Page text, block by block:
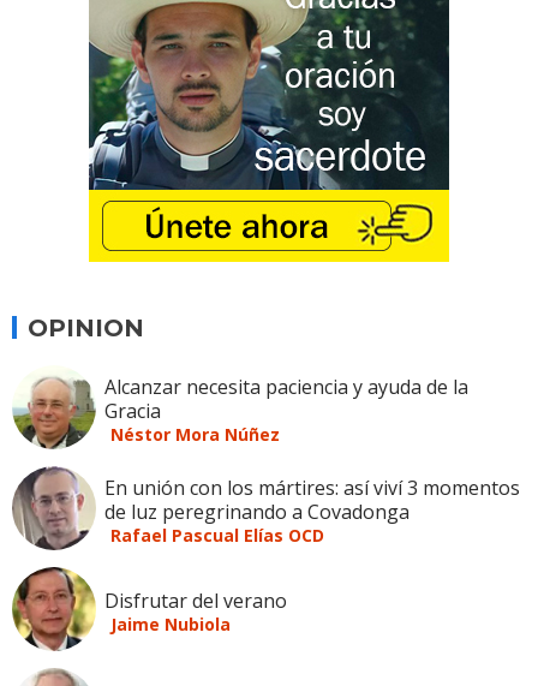
OPINION
Alcanzar necesita paciencia y ayuda de la
Gracia
Néstor Mora Núñez
En unión con los mártires: así viví 3 momentos
de luz peregrinando a Covadonga
Rafael Pascual Elías OCD
Disfrutar del verano
Jaime Nubiola